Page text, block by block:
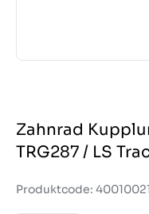
Zahnrad
TRG287 / LS
Produktcode: